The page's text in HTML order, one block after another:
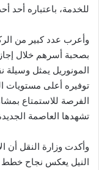
للخدمة، باعتباره أحد
وأعرب عدد كبير من
بصحبة أسرهم خلال
المونوريل يمثل
توفيره أعلى مستويات
الفرصة للاستمتاع
تشهدها العاصمة
وأكدت وزارة النقل أن
النيل يعكس نجاح خطط